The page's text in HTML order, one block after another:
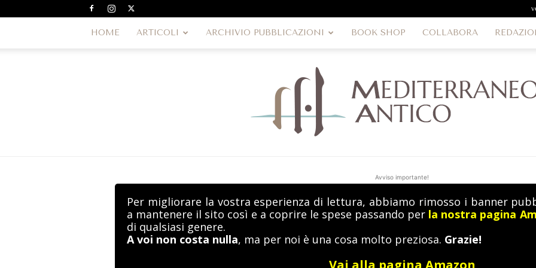
HOME ARTICOLI ARCHIVIO PUBBLICAZIONI BOOK SHOP COLLABORA
MediterraneoAntico
Avviso importante!
Per migliorare la vostra esperienza di lettura, abbiamo rimosso i banner
a mantenere il sito così e a coprire le spese passando per la nostra pagina
di qualsiasi genere.
A voi non costa nulla, ma per noi è una cosa molto preziosa. Grazie!
Vai alla pagina Amazon